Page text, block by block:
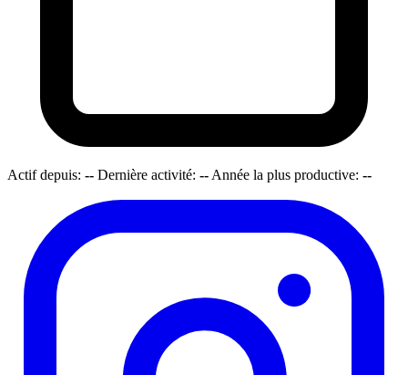
Actif depuis: -- Dernière activité: -- Année la plus productive: --